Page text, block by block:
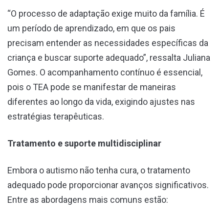
“O processo de adaptação exige muito da família. É
um período de aprendizado, em que os pais
precisam entender as necessidades específicas da
criança e buscar suporte adequado”, ressalta Juliana
Gomes. O acompanhamento contínuo é essencial,
pois o TEA pode se manifestar de maneiras
diferentes ao longo da vida, exigindo ajustes nas
estratégias terapêuticas.
Tratamento e suporte multidisciplinar
Embora o autismo não tenha cura, o tratamento
adequado pode proporcionar avanços significativos.
Entre as abordagens mais comuns estão: